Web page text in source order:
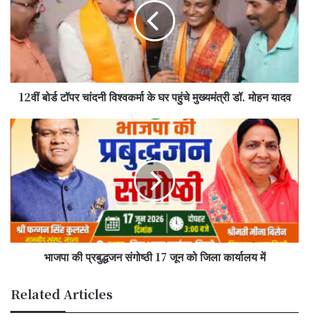
चांदनी
विश्वकर्मा
के
मुख्यमंत्री
डॉ.
यादव
12वीं बोर्ड टॉपर चांदनी विश्वकर्मा के घर पहुंचे मुख्यमंत्री डॉ. मोहन यादव
भाजपा
प्रबुद्धजन
संगोष्ठी
17
जून
को
जिला
कार्यालय
भाजपा की प्रबुद्धजन संगोष्ठी 17 जून को जिला कार्यालय में
Related Articles